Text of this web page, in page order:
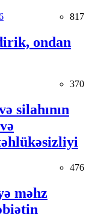
817
ondan
370
silahının
476
məhz